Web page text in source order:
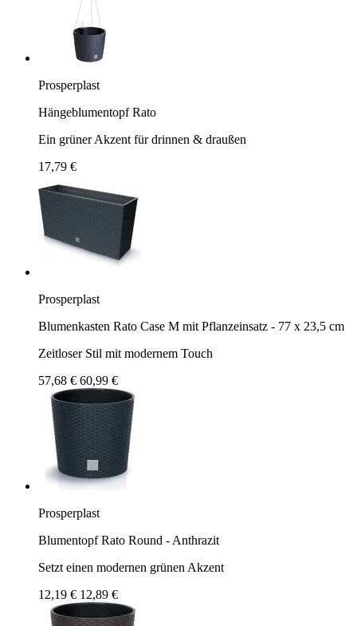
Prosperplast
Hängeblumentopf Rato
Ein grüner Akzent für drinnen & draußen
17,79 €
Prosperplast
Blumenkasten Rato Case M mit Pflanzeinsatz - 77 x 23,5 cm
Zeitloser Stil mit modernem Touch
57,68 € 60,99 €
Prosperplast
Blumentopf Rato Round - Anthrazit
Setzt einen modernen grünen Akzent
12,19 € 12,89 €